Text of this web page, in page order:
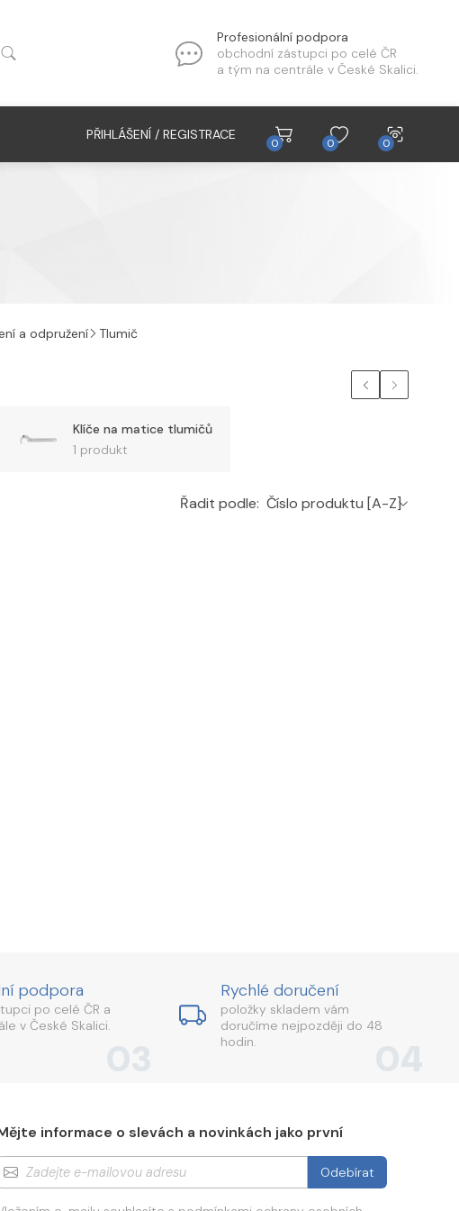
Profesionální podpora
obchodní zástupci po celé ČR
a tým na centrále v České Skalici.
PŘIHLÁŠENÍ / REGISTRACE
0 0 0
a odpružení Tlumič
Klíče na matice tlumičů
1 produkt
Řadit podle:
podpora
po celé ČR a
v České Skalici.
Rychlé doručení
položky skladem vám
doručíme nejpozději do 48
hodin.
informace o slevách a novinkách jako první